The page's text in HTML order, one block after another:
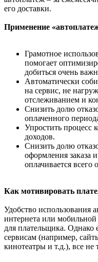
его доставки.
Применение
Грамотное
помогает
добиться очень
Автоматически
на сервис, не
отслеживанием и
Снизить долю
оплаченного
Упростить процесс
доходов.
Снизить долю
оформления заказа
оплачивается всего
Как мотивировать
Удобство использования
интернета или мобильной
для плательщика. Однако
сервисам (например,
кинотеатры и т.д.), все не